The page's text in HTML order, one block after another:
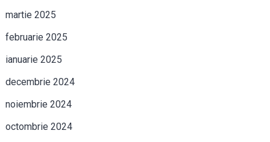
martie 2025
februarie 2025
ianuarie 2025
decembrie 2024
noiembrie 2024
octombrie 2024